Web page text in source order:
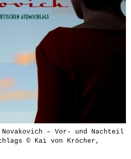
– Vor- und Nachteil
© Kai von Kröcher,